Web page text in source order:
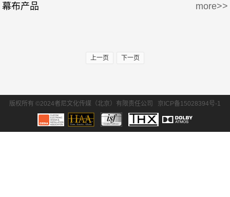
30万-50万
幕布产品 more>>
上一页 下一页
版权所有 ©2024者尼文化传媒（北京）有限责任公司 京ICP备15028394号-1